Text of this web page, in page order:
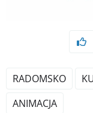
RADOMSKO
ANIMACJA